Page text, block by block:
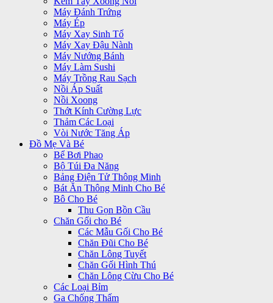
Máy Đánh Trứng
Máy Ép
Máy Xay Sinh Tố
Máy Xay Đậu Nành
Máy Nướng Bánh
Máy Làm Sushi
Máy Trồng Rau Sạch
Nồi Áp Suất
Nồi Xoong
Thớt Kính Cường Lực
Thảm Các Loại
Vòi Nước Tăng Áp
Đồ Mẹ Và Bé
Bể Bơi Phao
Bộ Túi Đa Năng
Bảng Điện Tử Thông Minh
Bát Ăn Thông Minh Cho Bé
Bô Cho Bé
Thu Gọn Bồn Cầu
Chăn Gối cho Bé
Các Mẫu Gối Cho Bé
Chăn Đũi Cho Bé
Chăn Lông Tuyết
Chăn Gối Hình Thú
Chăn Lông Cừu Cho Bé
Các Loại Bỉm
Ga Chống Thấm